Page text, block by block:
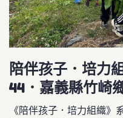
陪伴孩子．培力
44．嘉義縣竹崎
《陪伴孩子．培力組織》